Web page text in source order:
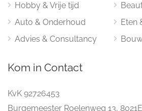
Hobby & Vrije tijd
Auto & Onderhoud
Advies & Consultancy
Eten
Kom in Contact
KvK 92726453
Burgemeester Roelenweg 13,